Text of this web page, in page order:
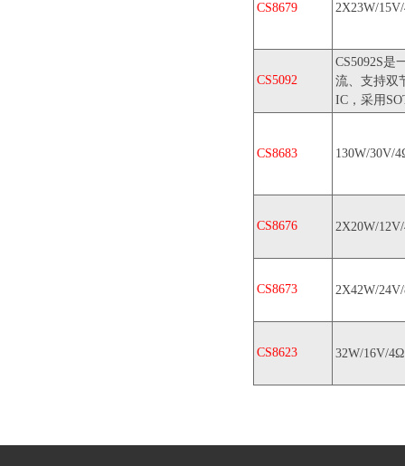
CS8679 2X23W/
CS5092
CS5092S是
流、支持双
IC，采用
CS8683 130W/30V/
CS8676 2X20W/
CS8673 2X42W/
CS8623 32W/16V/4Ω